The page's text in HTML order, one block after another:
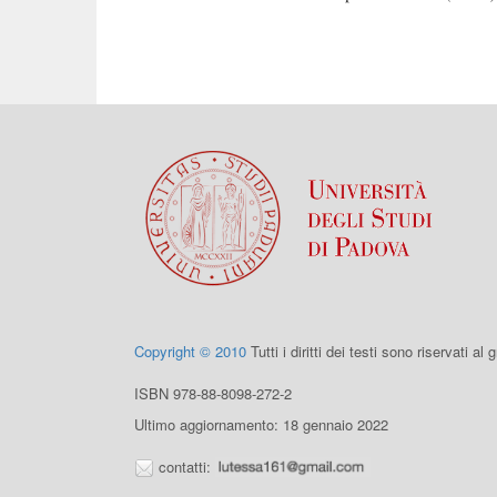
Copyright © 2010 Tutti i diritti dei testi sono riservati al
ISBN 978-88-8098-272-2
Ultimo aggiornamento: 18 gennaio 2022
contatti: